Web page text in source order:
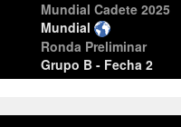
Mundial Cadete 2025
Mundial
Ronda Preliminar
Grupo B - Fecha 2